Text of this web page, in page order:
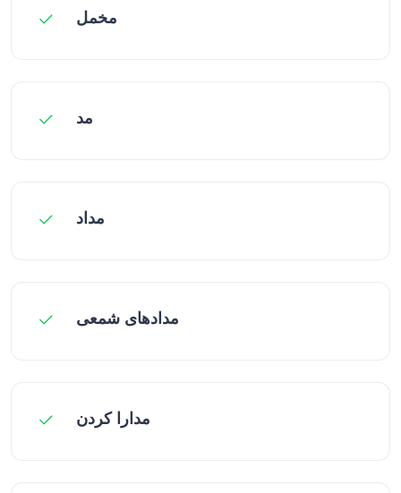
مخمل
مد
مداد
مدادهای شمعی
مدارا کردن